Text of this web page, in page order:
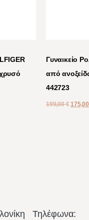
Γυναικείο
από
442723
199,00€
Τηλέφωνα: